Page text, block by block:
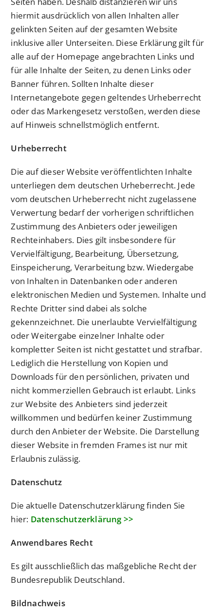
hiermit ausdrücklich von allen Inhalten aller
gelinkten Seiten auf der gesamten Website
inklusive aller Unterseiten. Diese Erklärung gilt für
alle auf der Homepage angebrachten Links und
für alle Inhalte der Seiten, zu denen Links oder
Banner führen. Sollten Inhalte dieser
Internetangebote gegen geltendes Urheberrecht
oder das Markengesetz verstoßen, werden diese
auf Hinweis schnellstmöglich entfernt.
Urheberrecht
Die auf dieser Website veröffentlichten Inhalte
unterliegen dem deutschen Urheberrecht. Jede
vom deutschen Urheberrecht nicht zugelassene
Verwertung bedarf der vorherigen schriftlichen
Zustimmung des Anbieters oder jeweiligen
Rechteinhabers. Dies gilt insbesondere für
Vervielfältigung, Bearbeitung, Übersetzung,
Einspeicherung, Verarbeitung bzw. Wiedergabe
von Inhalten in Datenbanken oder anderen
elektronischen Medien und Systemen. Inhalte und
Rechte Dritter sind dabei als solche
gekennzeichnet. Die unerlaubte Vervielfältigung
oder Weitergabe einzelner Inhalte oder
kompletter Seiten ist nicht gestattet und strafbar.
Lediglich die Herstellung von Kopien und
Downloads für den persönlichen, privaten und
nicht kommerziellen Gebrauch ist erlaubt. Links
zur Website des Anbieters sind jederzeit
willkommen und bedürfen keiner Zustimmung
durch den Anbieter der Website. Die Darstellung
dieser Website in fremden Frames ist nur mit
Erlaubnis zulässig.
Datenschutz
Die aktuelle Datenschutzerklärung finden Sie
hier: Datenschutzerklärung >>
Anwendbares Recht
Es gilt ausschließlich das maßgebliche Recht der
Bundesrepublik Deutschland.
Bildnachweis